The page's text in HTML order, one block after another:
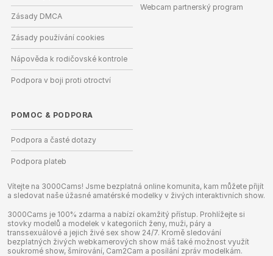
Zásady DMCA
Zásady používání cookies
Nápověda k rodičovské kontrole
Podpora v boji proti otroctví
Webcam partnerský program
POMOC & PODPORA
Podpora a časté dotazy
Podpora plateb
Vítejte na 3000Cams! Jsme bezplatná online komunita, kam můžete přijít
a sledovat naše úžasné amatérské modelky v živých interaktivních show.
3000Cams je 100% zdarma a nabízí okamžitý přístup. Prohlížejte si
stovky modelů a modelek v kategoriích ženy, muži, páry a
transsexuálové a jejich živé sex show 24/7. Kromě sledování
bezplatných živých webkamerových show máš také možnost využít
soukromé show, šmírování, Cam2Cam a posílání zpráv modelkám.